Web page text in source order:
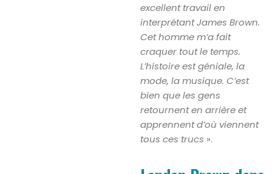
excellent travail en
interprétant James Brown.
Cet homme m’a fait
craquer tout le temps.
L’histoire est géniale, la
mode, la musique. C’est
bien que les gens
retournent en arrière et
apprennent d’où viennent
tous ces trucs ».